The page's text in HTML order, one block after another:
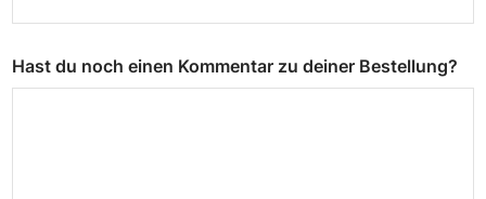
Hast du noch einen Kommentar zu deiner Bestellung?